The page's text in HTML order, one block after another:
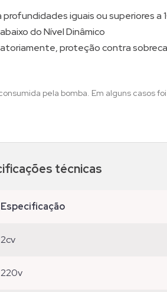
iguais ou superiores a
do Nível Dinâmico
proteção contra
pela bomba. Em alguns casos
técnicas
especificação
2cv
220v